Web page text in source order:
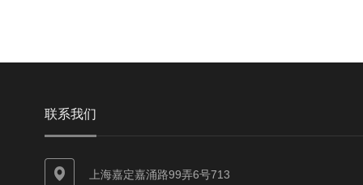
联系我们
上海嘉定嘉涌路99弄6号713